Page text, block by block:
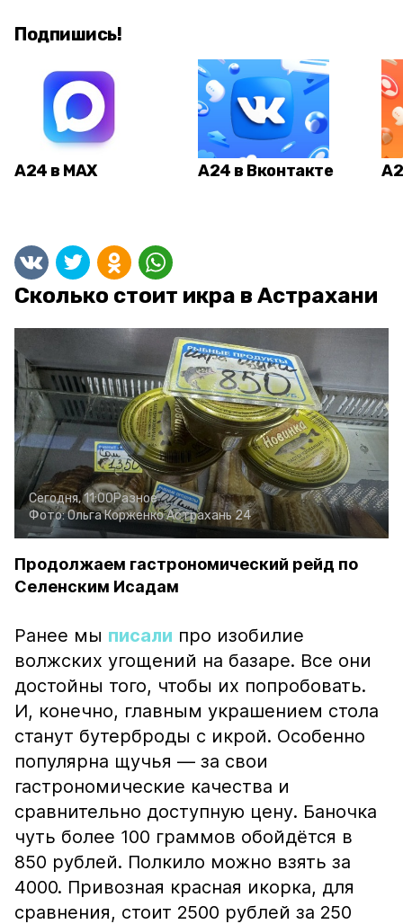
Подпишись!
А24 в MAX А24 в Вконтакте
Сколько стоит икра в Астрахани
Сегодня, 11:00Разное
Фото:Ольга КорженкоАстрахань 24
Продолжаем гастрономический рейд по
Селенским Исадам
Ранее мы писали про изобилие
волжских угощений на базаре. Все они
достойны того, чтобы их попробовать.
И, конечно, главным украшением стола
станут бутерброды с икрой. Особенно
популярна щучья — за свои
гастрономические качества и
сравнительно доступную цену. Баночка
чуть более 100 граммов обойдётся в
850 рублей. Полкило можно взять за
4000. Привозная красная икорка, для
сравнения, стоит 2500 рублей за 250